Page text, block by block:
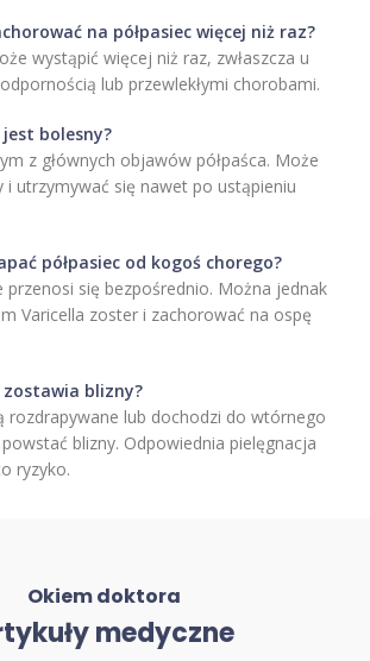
na półpasiec więcej niż raz?
wystąpić więcej niż raz, zwłaszcza u
lub przewlekłymi chorobami.
jest bolesny?
z głównych objawów półpaśca. Może
i utrzymywać się nawet po ustąpieniu
półpasiec od kogoś chorego?
przenosi się bezpośrednio. Można jednak
Varicella zoster i zachorować na ospę
zostawia blizny?
rozdrapywane lub dochodzi do wtórnego
blizny. Odpowiednia pielęgnacja
ryzyko.
Okiem doktora
medyczne